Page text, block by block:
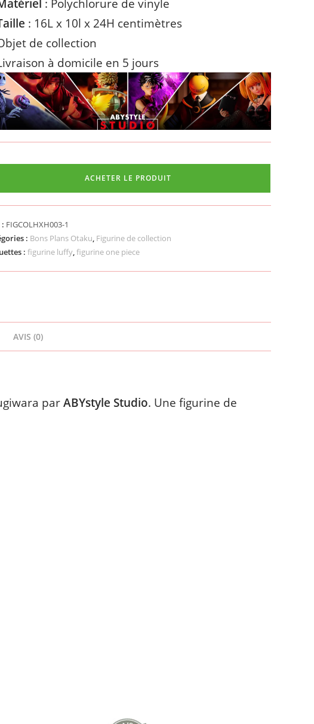
: Polychlorure de vinyle
: 16L x 10l x 24H centimètres
de collection
à domicile en 5 jours
ACHETER LE PRODUIT
: FIGCOLHXH003-1
: Bons Plans Otaku, Figurine de collection
: figurine luffy,figurine one piece
AVIS (0)
par ABYstyle Studio. Une figurine de